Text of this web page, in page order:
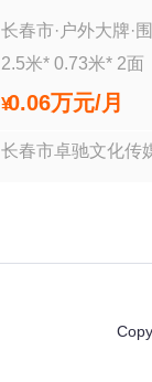
长春市· 户外大牌·
2.5米* 0.73米* 2面
¥0.06万元/月
长春市卓驰文化传